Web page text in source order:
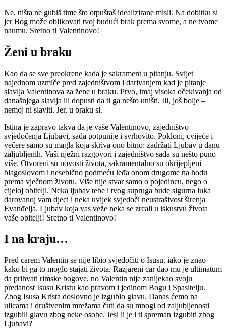
Ne, ništa ne gubiš time što otpuštaš idealizirane misli. Na dobitku si
jer Bog može oblikovati tvoj budući brak prema svome, a ne tvome
naumu. Sretno ti Valentinovo!
Ženi u braku
Kao da se sve preokrene kada je sakrament u pitanju. Svijet
najednom uzmiče pred zajedništvom i darivanjem kad je pitanje
slavlja Valentinova za žene u braku. Prvo, imaj visoka očekivanja od
današnjega slavlja ili dopusti da ti ga nešto uništi. Ili, još bolje –
nemoj ni slaviti. Jer, u braku si.
Istina je zapravo takva da je vaše Valentinovo, zajedništvo
svjedočenja Ljubavi, sada potpunije i svrhovito. Pokloni, cvijeće i
večere samo su magla koja skriva ono bitno: zadržati Ljubav u danu
zaljubljenih. Vaši nježni razgovori i zajedništvo sada su nešto puno
više. Otvoreni su novosti života, sakramentalno su okrijepljeni
blagoslovom i nesebično podmeću leđa onom drugome na hodu
prema vječnom životu. Više nije stvar samo o pojedincu, nego o
cijeloj obitelji. Neka ljubav tebe i tvog supruga bude sigurna luka
darovanoj vam djeci i neka uvijek svjedoči neustrašivost širenja
Evanđelja. Ljubav koja vas veže neka se zrcali u iskustvu života
vaše obitelji! Sretno ti Valentinovo!
I na kraju…
Pred carem Valentin se nije libio svjedočiti o Isusu, iako je znao
kako bi ga to moglo stajati života. Razjareni car dao mu je ultimatum
da prihvati rimske bogove, no Valentin nije zanijekao svoju
predanost Isusu Kristu kao pravom i jedinom Bogu i Spasitelju.
Zbog Isusa Krista doslovno je izgubio glavu. Danas ćemo na
ulicama i društvenim mrežama čuti da su mnogi od zaljubljenosti
izgubili glavu zbog neke osobe. Jesi li je i ti spreman izgubiti zbog
Ljubavi?